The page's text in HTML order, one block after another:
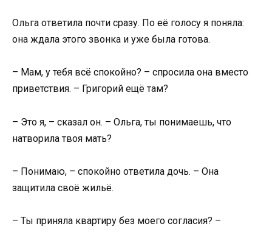
Ольга ответила почти сразу. По её голосу я поняла:
она ждала этого звонка и уже была готова.
– Мам, у тебя всё спокойно? – спросила она вместо
приветствия. – Григорий ещё там?
– Это я, – сказал он. – Ольга, ты понимаешь, что
натворила твоя мать?
– Понимаю, – спокойно ответила дочь. – Она
защитила своё жильё.
– Ты приняла квартиру без моего согласия? –